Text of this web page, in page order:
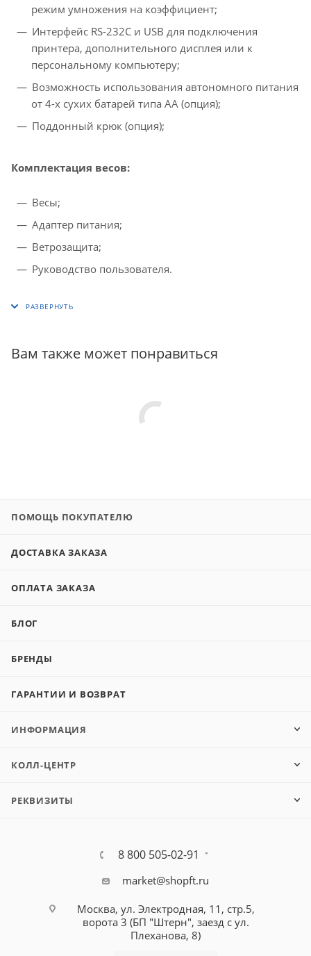
режим умножения на коэффициент;
Интерфейс RS-232C и USB для подключения
принтера, дополнительного дисплея или к
персональному компьютеру;
Возможность использования автономного питания
от 4-х сухих батарей типа АА (опция);
Поддонный крюк (опция);
Комплектация весов:
Весы;
Адаптер питания;
Ветрозащита;
Руководство пользователя.
Вам также может понравиться
ПОМОЩЬ ПОКУПАТЕЛЮ
ДОСТАВКА ЗАКАЗА
ОПЛАТА ЗАКАЗА
БЛОГ
БРЕНДЫ
ГАРАНТИИ И ВОЗВРАТ
ИНФОРМАЦИЯ
КОЛЛ-ЦЕНТР
РЕКВИЗИТЫ
8 800 505-02-91
market@shopft.ru
Москва, ул. Электродная, 11, стр.5,
ворота 3 (БП "Штерн", заезд с ул.
Плеханова, 8)